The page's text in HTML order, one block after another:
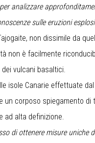
analizzare
sulle eruzioni
non dissimile da
non è facilmente
vulcani basaltici.
isole Canarie effettuate
un corposo spiegamento
ad alta definizione.
di ottenere misure uniche